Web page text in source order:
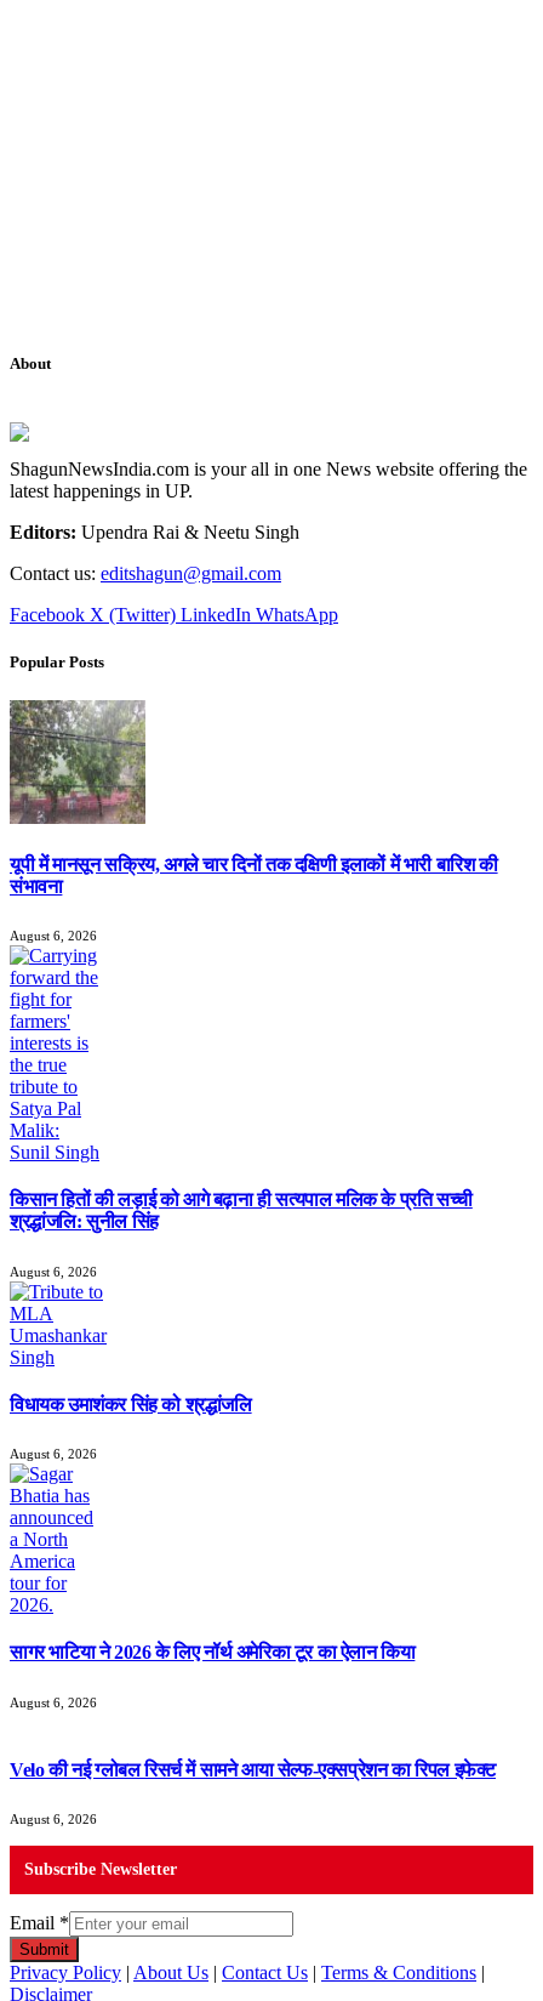
About
ShagunNewsIndia.com is your all in one News website offering the
latest happenings in UP.
Editors: Upendra Rai & Neetu Singh
Contact us: editshagun@gmail.com
Facebook X (Twitter) LinkedIn WhatsApp
Popular Posts
यूपी में मानसून सक्रिय, अगले चार दिनों तक दक्षिणी इलाकों में भारी बारिश की
संभावना
August 6, 2026
किसान हितों की लड़ाई को आगे बढ़ाना ही सत्यपाल मलिक के प्रति सच्ची
श्रद्धांजलि: सुनील सिंह
August 6, 2026
विधायक उमाशंकर सिंह को श्रद्धांजलि
August 6, 2026
सागर भाटिया ने 2026 के लिए नॉर्थ अमेरिका टूर का ऐलान किया
August 6, 2026
Velo की नई ग्लोबल रिसर्च में सामने आया सेल्फ-एक्सप्रेशन का रिपल इफेक्ट
August 6, 2026
Subscribe Newsletter
Email *
Submit
Privacy Policy | About Us | Contact Us | Terms & Conditions |
Disclaimer